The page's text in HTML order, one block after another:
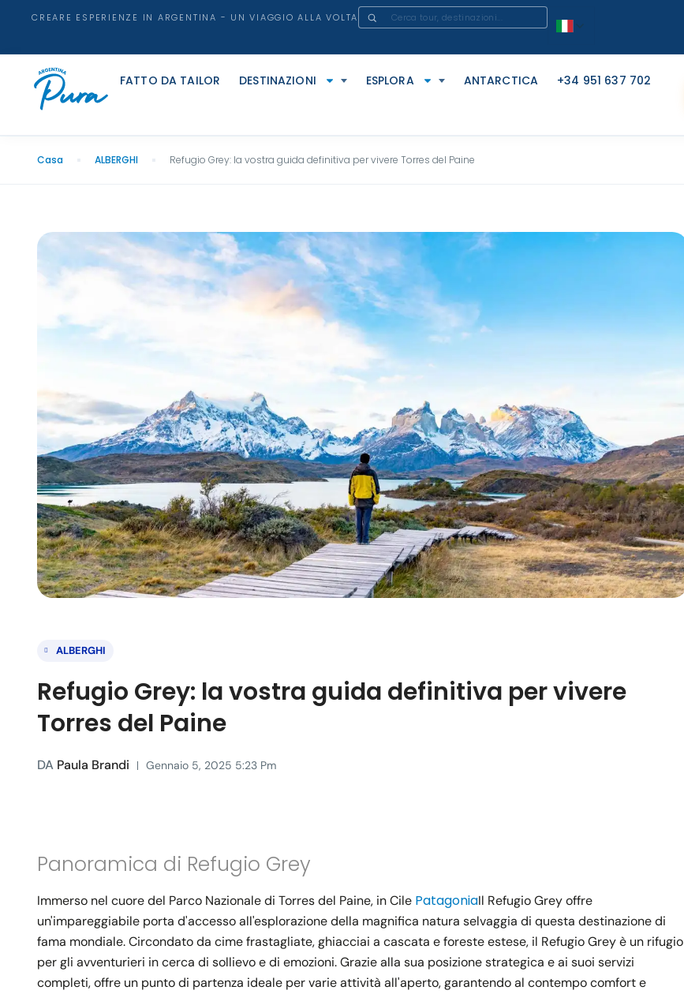
CREARE ESPERIENZE IN ARGENTINA - UN VIAGGIO ALLA VOLTA
FATTO DA TAILOR DESTINAZIONI ESPLORA ANTARCTICA
+34 951 637 702
Casa ALBERGHI Refugio Grey: la vostra guida definitiva per vivere Torres del Paine
ALBERGHI
Refugio Grey: la vostra guida definitiva per vivere
Torres del Paine
DA Paula Brandi Gennaio 5, 2025 5:23 Pm
Panoramica di Refugio Grey
Immerso nel cuore del Parco Nazionale di Torres del Paine, in Cile PatagoniaIl Refugio Grey offre
un'impareggiabile porta d'accesso all'esplorazione della magnifica natura selvaggia di questa destinazione di
fama mondiale. Circondato da cime frastagliate, ghiacciai a cascata e foreste estese, il Refugio Grey è un rifugio
per gli avventurieri in cerca di sollievo e di emozioni. Grazie alla sua posizione strategica e ai suoi servizi
completi, offre un punto di partenza ideale per varie attività all'aperto, garantendo al contempo comfort e